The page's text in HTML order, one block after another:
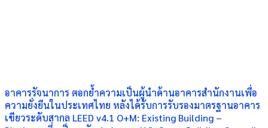
อาคารรัจนาการ ตอกย้ำความเป็นผู้นำด้านอาคารสำนักงานเพื่อ
ความยั่งยืนในประเทศไทย หลังได้รับการรับรองมาตรฐานอาคาร
เขียวระดับสากล LEED v4.1 O+M: Existing Building –